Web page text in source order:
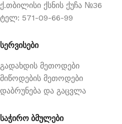
ქ.თბილისი ქსნის ქუჩა №36
ტელ: 571-09-66-99
სერვისები
გადახდის მეთოდები
მიწოდების მეთოდები
დაბრუნება და გაცვლა
საჭირო ბმულები